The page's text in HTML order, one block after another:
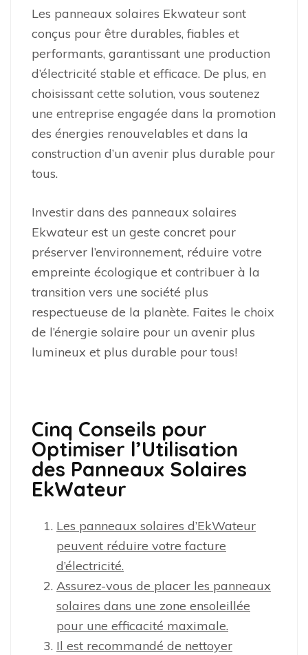
Les panneaux solaires Ekwateur sont
conçus pour être durables, fiables et
performants, garantissant une production
d’électricité stable et efficace. De plus, en
choisissant cette solution, vous soutenez
une entreprise engagée dans la promotion
des énergies renouvelables et dans la
construction d’un avenir plus durable pour
tous.
Investir dans des panneaux solaires
Ekwateur est un geste concret pour
préserver l’environnement, réduire votre
empreinte écologique et contribuer à la
transition vers une société plus
respectueuse de la planète. Faites le choix
de l’énergie solaire pour un avenir plus
lumineux et plus durable pour tous!
Cinq Conseils pour
Optimiser l’Utilisation
des Panneaux Solaires
EkWateur
Les panneaux solaires d’EkWateur
peuvent réduire votre facture
d’électricité.
Assurez-vous de placer les panneaux
solaires dans une zone ensoleillée
pour une efficacité maximale.
Il est recommandé de nettoyer